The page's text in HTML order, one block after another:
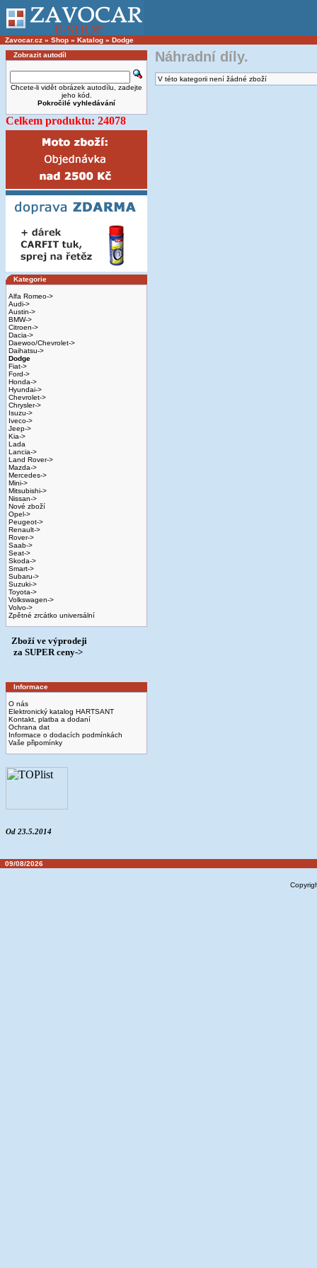
Zavocar.cz » Shop » Katalog » Dodge
Zobrazit autodíl
Chcete-li vidět obrázek autodílu, zadejte
jeho kód.
Pokročilé vyhledávání
Celkem produktu: 24078
Kategorie
Alfa Romeo->
Audi->
Austin->
BMW->
Citroen->
Dacia->
Daewoo/Chevrolet->
Daihatsu->
Dodge
Fiat->
Ford->
Honda->
Hyundai->
Chevrolet->
Chrysler->
Isuzu->
Iveco->
Jeep->
Kia->
Lada
Lancia->
Land Rover->
Mazda->
Mercedes->
Mini->
Mitsubishi->
Nissan->
Nové zboží
Opel->
Peugeot->
Renault->
Rover->
Saab->
Seat->
Skoda->
Smart->
Subaru->
Suzuki->
Toyota->
Volkswagen->
Volvo->
Zpětné zrcátko universální
Zboží ve výprodeji
­ za SUPER ceny->
Informace
O nás
Elektronický katalog HARTSANT
Kontakt, platba a dodaní
Ochrana dat
Informace o dodacích podmínkách
Vaše připomínky
Od 23.5.2014
Náhradní díly.
V této kategorii není žádné zboží
09/08/2026